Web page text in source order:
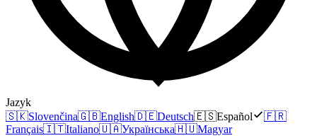
Jazyk
🇸🇰Slovenčina🇬🇧English🇩🇪Deutsch🇪🇸Español
🇫🇷
Français🇮🇹Italiano🇺🇦Українська🇭🇺Magyar